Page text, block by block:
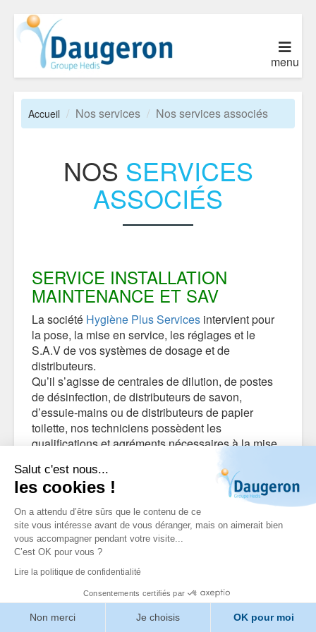
Salut c'est nous...
les cookies !
On a attendu d’être sûrs que le contenu de ce
site vous intéresse avant de vous déranger, mais on aimerait bien
vous accompagner pendant votre visite...
C’est OK pour vous ?
Lire la politique de confidentialité
Consentements certifiés par
Non merci Je choisis OK pour moi
menu
Accueil Nos services Nos services associés
NOS SERVICES
ASSOCIÉS
SERVICE INSTALLATION
MAINTENANCE ET SAV
La société Hygiène Plus Services intervient pour
la pose, la mise en service, les réglages et le
S.A.V de vos systèmes de dosage et de
distributeurs.
Qu’il s’agisse de centrales de dilution, de postes
de désinfection, de distributeurs de savon,
d’essuie-mains ou de distributeurs de papier
toilette, nos techniciens possèdent les
qualifications et agréments nécessaires à la mise
Nos équipes sont disponibles quotidiennement du
Lundi au Vendredi de 8h00 à 12h30 et de 13h30 à
17h00.